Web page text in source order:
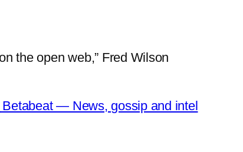
the open web,” Fred Wilson
Betabeat — News, gossip and intel